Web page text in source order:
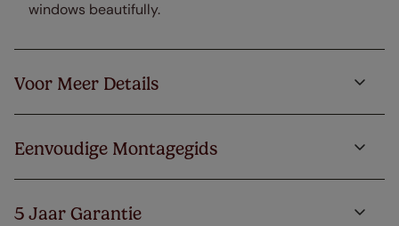
windows beautifully.
Voor Meer Details
Eenvoudige Montagegids
5 Jaar Garantie